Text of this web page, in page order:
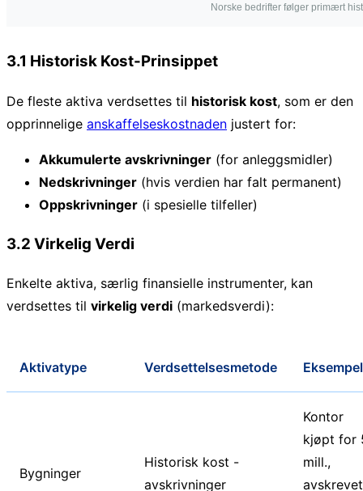
3.1 Historisk Kost-Prinsippet
De fleste aktiva verdsettes til historisk kost, som er den
opprinnelige anskaffelseskostnaden justert for:
Akkumulerte avskrivninger (for anleggsmidler)
Nedskrivninger (hvis verdien har falt permanent)
Oppskrivninger (i spesielle tilfeller)
3.2 Virkelig Verdi
Enkelte aktiva, særlig finansielle instrumenter, kan
verdsettes til virkelig verdi (markedsverdi):
Aktivatype Verdsettelsesmetode Eksempel
Bygninger
Historisk kost -
avskrivninger
Kontor
kjøpt for
mill.,